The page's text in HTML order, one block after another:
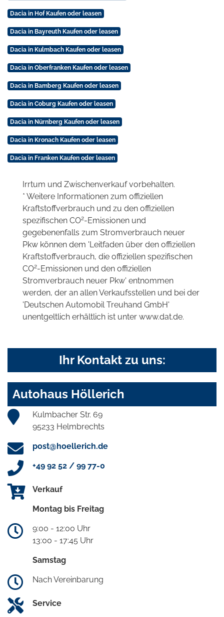
Dacia in Hof Kaufen oder leasen
Dacia in Bayreuth Kaufen oder leasen
Dacia in Kulmbach Kaufen oder leasen
Dacia in Oberfranken Kaufen oder leasen
Dacia in Bamberg Kaufen oder leasen
Dacia in Coburg Kaufen oder leasen
Dacia in Nürnberg Kaufen oder leasen
Dacia in Kronach Kaufen oder leasen
Dacia in Franken Kaufen oder leasen
Irrtum und Zwischenverkauf vorbehalten.
* Weitere Informationen zum offiziellen
Kraftstoffverbrauch und zu den offiziellen
spezifischen CO2-Emissionen und
gegebenenfalls zum Stromverbrauch neuer
Pkw können dem 'Leitfaden über den offiziellen
Kraftstoffverbrauch, die offiziellen spezifischen
CO2-Emissionen und den offiziellen
Stromverbrauch neuer Pkw' entnommen
werden, der an allen Verkaufsstellen und bei der
'Deutschen Automobil Treuhand GmbH'
unentgeltlich erhältlich ist unter www.dat.de.
Ihr Kontakt zu uns:
Autohaus Höllerich
Kulmbacher Str. 69
95233 Helmbrechts
post@hoellerich.de
+49 92 52 / 99 77-0
Verkauf
Montag bis Freitag
9:00 - 12:00 Uhr
13:00 - 17:45 Uhr
Samstag
Nach Vereinbarung
Service